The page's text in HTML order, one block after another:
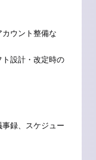
カウント整備な
ト設計・改定時の
事録、スケジュー